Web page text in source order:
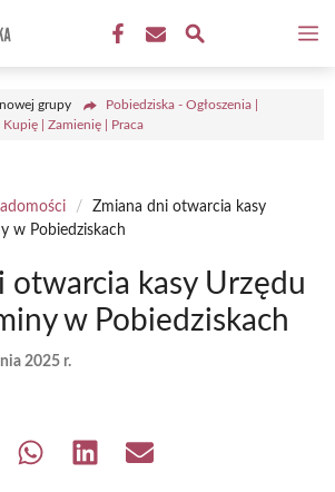
grupy
Pobiedziska - Ogłoszenia |
Kupię | Zamienię | Praca
/
Zmiana dni otwarcia kasy
w Pobiedziskach
otwarcia kasy Urzędu
w Pobiedziskach
2025 r.
Share Share Share